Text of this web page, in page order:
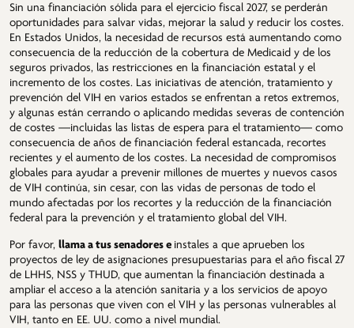
Sin una financiación sólida para el ejercicio fiscal 2027, se perderán
oportunidades para salvar vidas, mejorar la salud y reducir los costes.
En Estados Unidos, la necesidad de recursos está aumentando como
consecuencia de la reducción de la cobertura de Medicaid y de los
seguros privados, las restricciones en la financiación estatal y el
incremento de los costes. Las iniciativas de atención, tratamiento y
prevención del VIH en varios estados se enfrentan a retos extremos,
y algunas están cerrando o aplicando medidas severas de contención
de costes —incluidas las listas de espera para el tratamiento— como
consecuencia de años de financiación federal estancada, recortes
recientes y el aumento de los costes. La necesidad de compromisos
globales para ayudar a prevenir millones de muertes y nuevos casos
de VIH continúa, sin cesar, con las vidas de personas de todo el
mundo afectadas por los recortes y la reducción de la financiación
federal para la prevención y el tratamiento global del VIH.
Por favor, llamaa tus senadores e instales a que aprueben los
proyectos de ley de asignaciones presupuestarias para el año fiscal 27
de LHHS, NSS y THUD, que aumentan la financiación destinada a
ampliar el acceso a la atención sanitaria y a los servicios de apoyo
para las personas que viven con el VIH y las personas vulnerables al
VIH, tanto en EE. UU. como a nivel mundial.